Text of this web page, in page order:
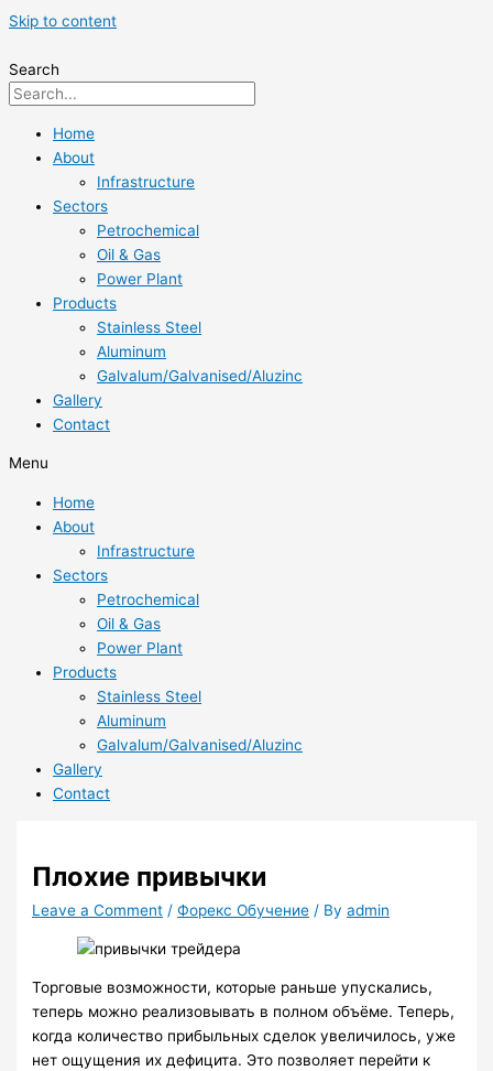
Skip to content
Search
Home
About
Infrastructure
Sectors
Petrochemical
Oil & Gas
Power Plant
Products
Stainless Steel
Aluminum
Galvalum/Galvanised/Aluzinc
Gallery
Contact
Menu
Home
About
Infrastructure
Sectors
Petrochemical
Oil & Gas
Power Plant
Products
Stainless Steel
Aluminum
Galvalum/Galvanised/Aluzinc
Gallery
Contact
Плохие привычки
Leave a Comment /Форекс Обучение / Byadmin
Торговые возможности, которые раньше упускались,
теперь можно реализовывать в полном объёме. Теперь,
когда количество прибыльных сделок увеличилось, уже
нет ощущения их дефицита. Это позволяет перейти к